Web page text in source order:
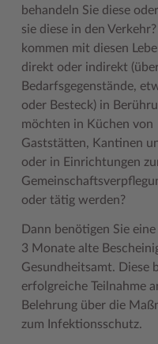
Geodatenportale
Kfz-Zulassung
Kontakt / Öffnungszeiten
Lebenslagen
Leistungen
Lexikon
Publikationen
Wo Sie uns finden
Zuständigkeitsfinder SH ↗
Fotoarchiv
Hitzeschutz
Klimaanpassungskonzept
Kreistag Sitzungskalender
Lokales Wetter
Newsletter
Pressemeldungen
Social Media
Stormarninfo
Termine
Kreispräsident
Kreistag und Ausschüsse
Kreistag Sitzungskalender
Kreisverwaltung
Landrat
Sonderbereiche
Stabsbereiche
Städte und Gemeinden
Wappen und Geschichte
Wappenrolle
Offene Stellen
Praktika und FSJ
Weiterbildung beim Kreis
Wen wir suchen
Klimaschutz beim Kreis
Projekt e-Gewerbe
Stormarner Bündnis für
Wirtschafts- und
Zahlen, Daten, Fakten
Kulturelle Einrichtungen
Museen
Radwandern
Storchenhorste
Lieblingsplätze in der
Termine und
Tourismus
Vereine und Gruppen
Wälder und Moore
behandeln Sie diese
sie diese in den Verkehr?
kommen mit diesen
direkt oder indirekt
Bedarfsgegenstände,
oder Besteck) in
möchten in Küchen von
Gaststätten, Kantinen
oder in Einrichtungen
oder tätig werden?
Dann benötigen Sie
3 Monate alte
Gesundheitsamt. Diese
erfolgreiche Teilnahme
Belehrung über die
zum Infektionsschutz.